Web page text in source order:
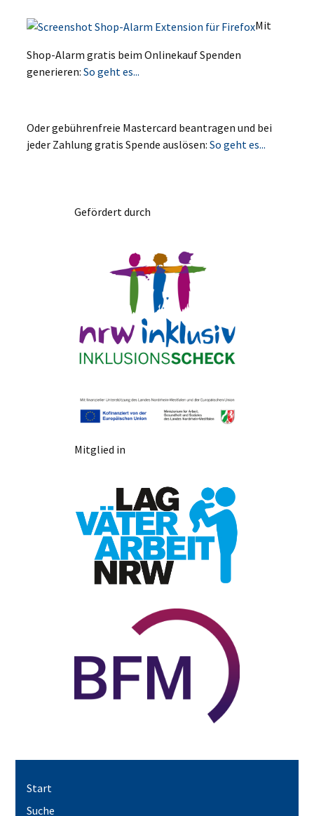
Mit
Shop-Alarm gratis beim Onlinekauf Spenden
generieren:So geht es...
Oder gebührenfreie Mastercard beantragen und bei
jeder Zahlung gratis Spende auslösen:So geht es...
Gefördert durch
Mitglied in
Start
Suche